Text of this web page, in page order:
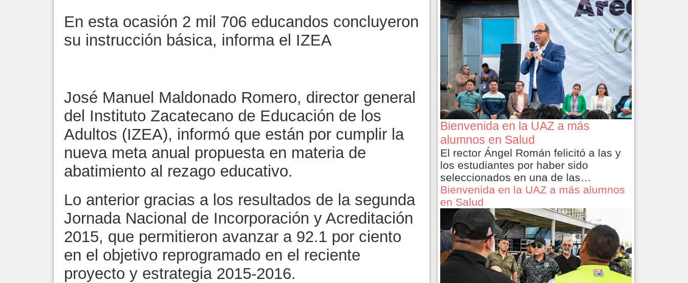
En esta ocasión 2 mil 706 educandos concluyeron
su instrucción básica, informa el IZEA
José Manuel Maldonado Romero, director general
del Instituto Zacatecano de Educación de los
Adultos (IZEA), informó que están por cumplir la
nueva meta anual propuesta en materia de
abatimiento al rezago educativo.
Lo anterior gracias a los resultados de la segunda
Jornada Nacional de Incorporación y Acreditación
2015, que permitieron avanzar a 92.1 por ciento
en el objetivo reprogramado en el reciente
proyecto y estrategia 2015-2016.
Bienvenida en la UAZ a más
alumnos en Salud
El rector Ángel Román felicitó a las y
los estudiantes por haber sido
seleccionados en una de las…
Bienvenida en la UAZ a más alumnos
en Salud